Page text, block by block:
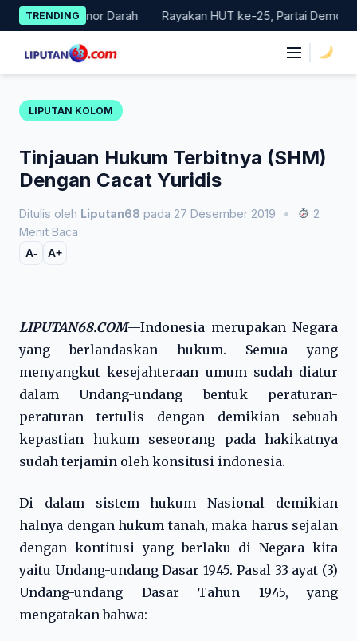
Skip
to
content
TRENDING
Donor Darah Rayakan HUT ke-25, Partai Demokrat Bali
LIPUTAN KOLOM
Tinjauan Hukum Terbitnya (SHM)
Dengan Cacat Yuridis
Ditulis oleh Liputan68 pada 27 Desember 2019 •
2
Menit Baca
A- A+
LIPUTAN68.COM—Indonesia merupakan Negara
yang berlandaskan hukum. Semua yang
menyangkut kesejahteraan umum sudah diatur
dalam Undang-undang bentuk peraturan-
peraturan tertulis dengan demikian sebuah
kepastian hukum seseorang pada hakikatnya
sudah terjamin oleh konsitusi indonesia.
Di dalam sistem hukum Nasional demikian
halnya dengan hukum tanah, maka harus sejalan
dengan kontitusi yang berlaku di Negara kita
yaitu Undang-undang Dasar 1945. Pasal 33 ayat (3)
Undang-undang Dasar Tahun 1945, yang
mengatakan bahwa: